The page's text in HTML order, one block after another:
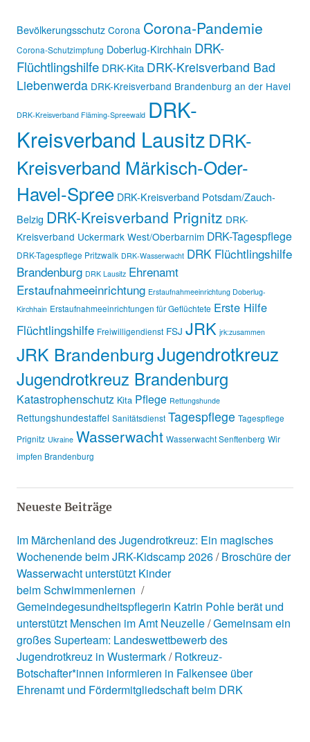
Bevölkerungsschutz Corona Corona-Pandemie
Corona-Schutzimpfung Doberlug-Kirchhain DRK-
Flüchtlingshilfe DRK-Kita DRK-Kreisverband Bad
Liebenwerda DRK-Kreisverband Brandenburg an der Havel
DRK-Kreisverband Fläming-Spreewald DRK-
Kreisverband LausitzDRK-
Kreisverband Märkisch-Oder-
Havel-Spree DRK-Kreisverband Potsdam/Zauch-
Belzig DRK-Kreisverband Prignitz DRK-
Kreisverband Uckermark West/Oberbarnim DRK-Tagespflege
DRK-Tagespflege Pritzwalk DRK-Wasserwacht DRK Flüchtlingshilfe
Brandenburg DRK Lausitz Ehrenamt
Erstaufnahmeeinrichtung Erstaufnahmeeinrichtung Doberlug-
Kirchhain Erstaufnahmeeinrichtungen für Geflüchtete Erste Hilfe
Flüchtlingshilfe Freiwilligendienst FSJ JRK jrk:zusammen
JRK BrandenburgJugendrotkreuz
Jugendrotkreuz Brandenburg
Katastrophenschutz Kita Pflege Rettungshunde
Rettungshundestaffel Sanitätsdienst Tagespflege Tagespflege
Prignitz Ukraine Wasserwacht Wasserwacht Senftenberg Wir
impfen Brandenburg
Neueste Beiträge
Im Märchenland des Jugendrotkreuz: Ein magisches
Wochenende beim JRK-Kidscamp 2026 Broschüre der
Wasserwacht unterstützt Kinder
beim Schwimmenlernen
Gemeindegesundheitspflegerin Katrin Pohle berät und
unterstützt Menschen im Amt Neuzelle Gemeinsam ein
großes Superteam: Landeswettbewerb des
Jugendrotkreuz in Wustermark Rotkreuz-
Botschafter*innen informieren in Falkensee über
Ehrenamt und Fördermitgliedschaft beim DRK